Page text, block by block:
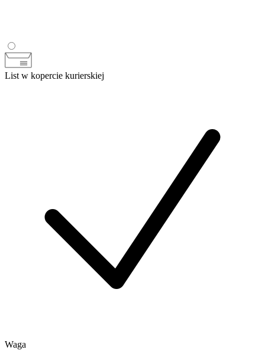
List w kopercie kurierskiej
Waga